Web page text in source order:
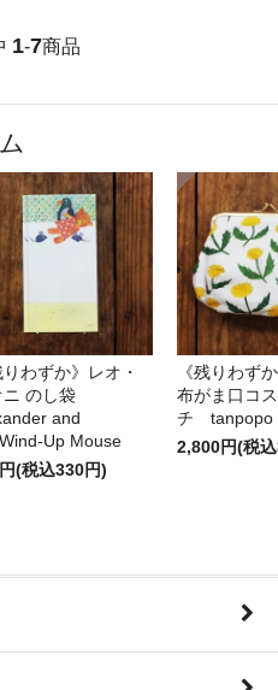
1-7商品
りわずか》レオ・
ニ のし袋
and
Up Mouse
(税込330円)
《残りわず
布がま口コ
チ tanpopo
2,800円(税